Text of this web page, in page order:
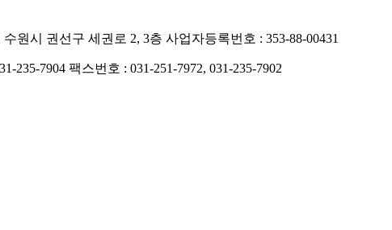
수원시 권선구 세권로 2, 3층 사업자등록번호 : 353-88-00431
235-7904 팩스번호 : 031-251-7972, 031-235-7902